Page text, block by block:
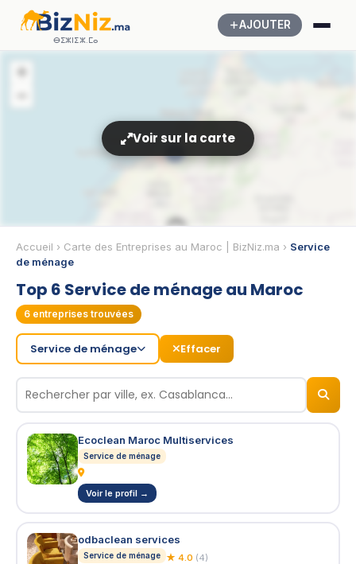
ⴱⵉⵣⵏⵉⵣ.ⵎⴰ
AJOUTER
Accueil › Carte des Entreprises au Maroc | BizNiz.ma › Service
de ménage
Top 6 Service de ménage au Maroc
6 entreprises trouvées
Service de ménage Effacer
Ecoclean Maroc Multiservices
Service de ménage
Voir le profil →
odbaclean services
Service de ménage ★ 4.0 (4)
🏢
+
−
BizNiz.ma
Voir sur la carte